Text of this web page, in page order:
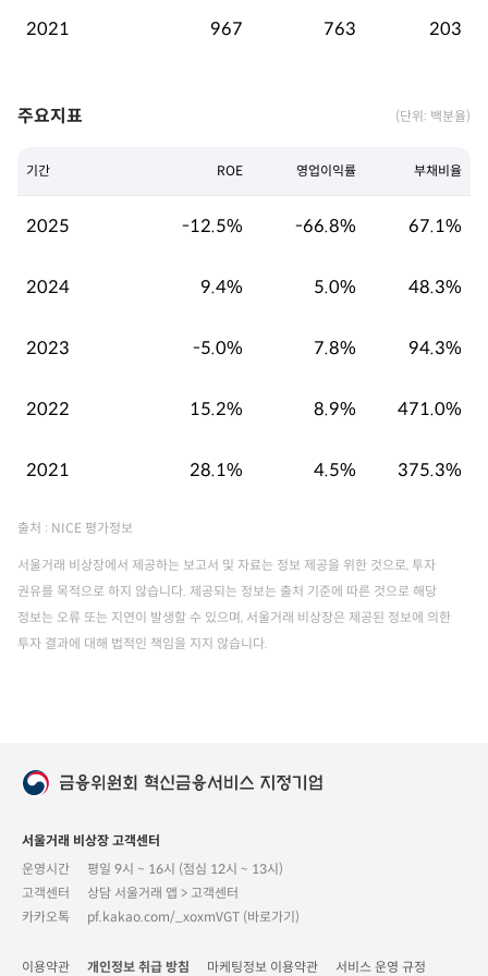
2021 967 763 203
주요지표 (단위: 백분율)
기간 ROE 영업이익률 부채비율
2025 -12.5% -66.8% 67.1%
2024 9.4% 5.0% 48.3%
2023 -5.0% 7.8% 94.3%
2022 15.2% 8.9% 471.0%
2021 28.1% 4.5% 375.3%
출처 : NICE 평가정보
서울거래 비상장에서 제공하는 보고서 및 자료는 정보 제공을 위한 것으로, 투자
권유를 목적으로 하지 않습니다. 제공되는 정보는 출처 기준에 따른 것으로 해당
정보는 오류 또는 지연이 발생할 수 있으며, 서울거래 비상장은 제공된 정보에 의한
투자 결과에 대해 법적인 책임을 지지 않습니다.
서울거래 비상장 고객센터
운영시간
평일 9시 ~ 16시 (점심 12시 ~ 13시)
고객센터
상담 서울거래 앱 > 고객센터
카카오톡
pf.kakao.com/_xoxmVGT (바로가기)
이용약관 개인정보 취급 방침 마케팅정보 이용약관 서비스 운영 규정